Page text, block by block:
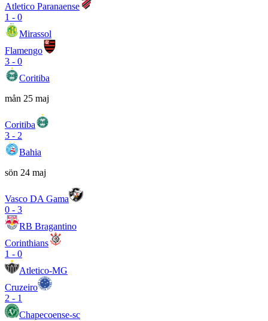
Atletico Paranaense
1 - 0
Mirassol
Flamengo
3 - 0
Coritiba
mån 25 maj
Coritiba
3 - 2
Bahia
sön 24 maj
Vasco DA Gama
0 - 3
RB Bragantino
Corinthians
1 - 0
Atletico-MG
Cruzeiro
2 - 1
Chapecoense-sc